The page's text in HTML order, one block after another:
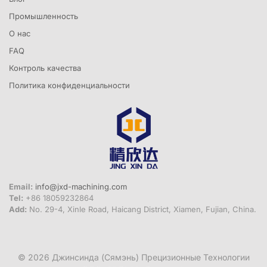
Промышленность
О нас
FAQ
Контроль качества
Политика конфиденциальности
Email: info@jxd-machining.com
Tel: +86 18059232864
Add: No. 29-4, Xinle Road, Haicang District, Xiamen, Fujian, China.
© 2026 Джинсинда (Сямэнь) Прецизионные Технологии